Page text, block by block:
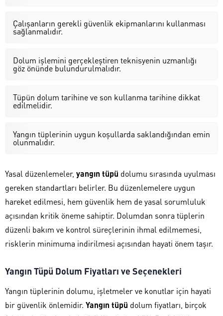
Çalışanların gerekli güvenlik ekipmanlarını kullanması
sağlanmalıdır.
Dolum işlemini gerçekleştiren teknisyenin uzmanlığı
göz önünde bulundurulmalıdır.
Tüpün dolum tarihine ve son kullanma tarihine dikkat
edilmelidir.
Yangın tüplerinin uygun koşullarda saklandığından emin
olunmalıdır.
Yasal düzenlemeler, yangın tüpü dolumu sırasında uyulması
gereken standartları belirler. Bu düzenlemelere uygun
hareket edilmesi, hem güvenlik hem de yasal sorumluluk
açısından kritik öneme sahiptir. Dolumdan sonra tüplerin
düzenli bakım ve kontrol süreçlerinin ihmal edilmemesi,
risklerin minimuma indirilmesi açısından hayati önem taşır.
Yangın Tüpü Dolum Fiyatları ve Seçenekleri
Yangın tüplerinin dolumu, işletmeler ve konutlar için hayati
bir güvenlik önlemidir. Yangın tüpü dolum fiyatları, birçok